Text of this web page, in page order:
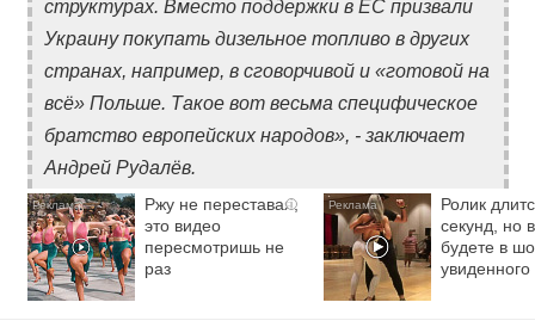
структурах. Вместо поддержки в ЕС призвали
Украину покупать дизельное топливо в других
странах, например, в сговорчивой и «готовой на
всё» Польше. Такое вот весьма специфическое
братство европейских народов», - заключает
Андрей Рудалёв.
i
Ржу не переставая,
это видео
пересмотришь не
раз
Ролик
секунд, но
будете в
увиденного